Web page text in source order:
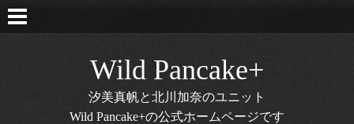
Wild Pancake+
汐美真帆と北川加奈のユニット
Wild Pancake+の公式ホームページです